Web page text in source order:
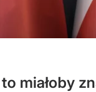
miałoby